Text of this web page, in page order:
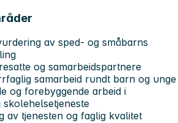
av sped- og småbarns
og samarbeidspartnere
samarbeid rundt barn og unge
og forebyggende arbeid i
skolehelsetjeneste
av tjenesten og faglig kvalitet